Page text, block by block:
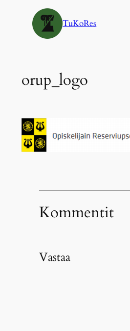
sisältöön
TuKoRes
orup_logo
Kommentit
Vastaa